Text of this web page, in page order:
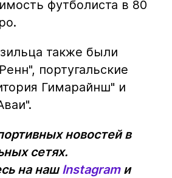
футболиста в 80
также были
португальские
Гимарайнш" и
новостей в
сетях.
на нашInstagramи